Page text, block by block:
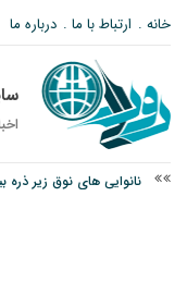
خانه ارتباط با ما درباره ما
نانوایی های نوق زیر ذره